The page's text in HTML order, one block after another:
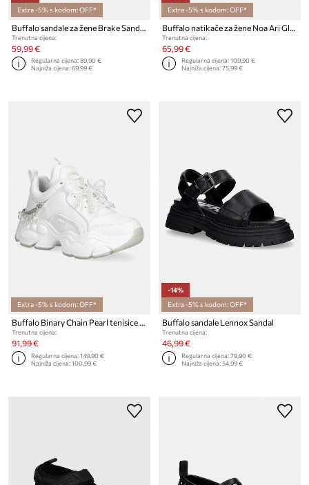
Extra -5% s kodom: OFF*
Buffalo sandale za žene Brake Sandal
Trenutna cijena:
59,99 €
Regularna cijena:89,90 €
Najniža cijena:69,99 €
Extra -5% s kodom: OFF*
Buffalo natikače za žene Noa Ari Glam
Trenutna cijena:
65,99 €
Regularna cijena:109,90 €
Najniža cijena:75,99 €
Extra -5% s kodom: OFF*
Buffalo Binary Chain Pearl tenisice za žene
Trenutna cijena:
91,99 €
Regularna cijena:149,90 €
Najniža cijena:100,99 €
-14%
Extra -5% s kodom: OFF*
Buffalo sandale Lennox Sandal
Trenutna cijena:
46,99 €
Regularna cijena:79,90 €
Najniža cijena:54,99 €